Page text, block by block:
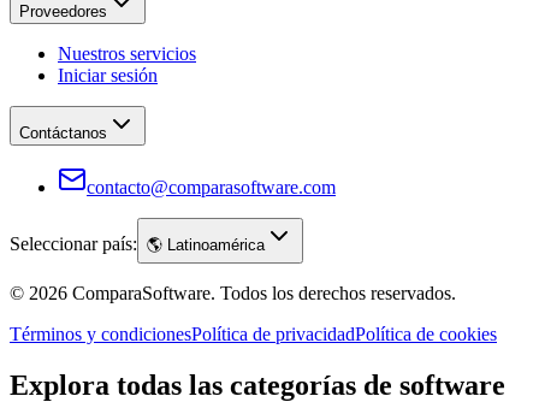
Proveedores
Nuestros servicios
Iniciar sesión
Contáctanos
contacto@comparasoftware.com
Seleccionar país: 🌎 Latinoamérica
© 2026 ComparaSoftware. Todos los derechos reservados.
Términos y condicionesPolítica de privacidadPolítica de cookies
Explora todas las categorías de software